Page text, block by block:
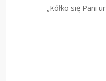
„Kółko się Pani